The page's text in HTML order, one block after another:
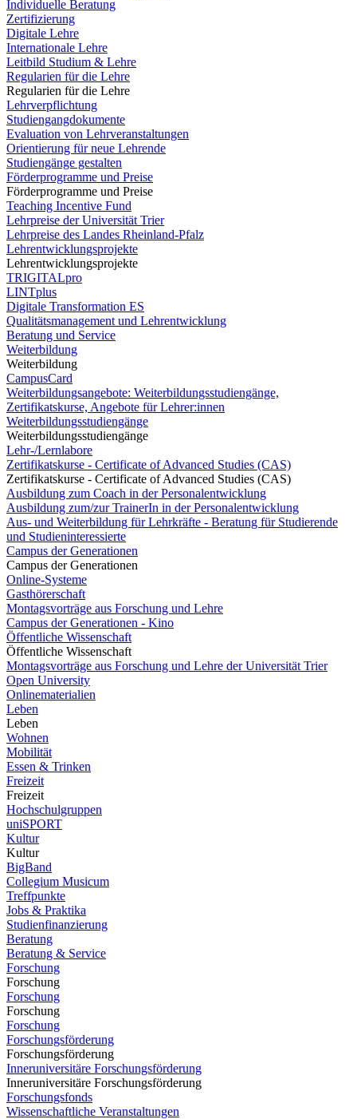
Individuelle Beratung
Zertifizierung
Digitale Lehre
Internationale Lehre
Leitbild Studium & Lehre
Regularien für die Lehre
Regularien für die Lehre
Lehrverpflichtung
Studiengangdokumente
Evaluation von Lehrveranstaltungen
Orientierung für neue Lehrende
Studiengänge gestalten
Förderprogramme und Preise
Förderprogramme und Preise
Teaching Incentive Fund
Lehrpreise der Universität Trier
Lehrpreise des Landes Rheinland-Pfalz
Lehrentwicklungsprojekte
Lehrentwicklungsprojekte
TRIGITALpro
LINTplus
Digitale Transformation ES
Qualitätsmanagement und Lehrentwicklung
Beratung und Service
Weiterbildung
Weiterbildung
CampusCard
Weiterbildungsangebote: Weiterbildungsstudiengänge,
Zertifikatskurse, Angebote für Lehrer:innen
Weiterbildungsstudiengänge
Weiterbildungsstudiengänge
Lehr-/Lernlabore
Zertifikatskurse - Certificate of Advanced Studies (CAS)
Zertifikatskurse - Certificate of Advanced Studies (CAS)
Ausbildung zum Coach in der Personalentwicklung
Ausbildung zum/zur TrainerIn in der Personalentwicklung
Aus- und Weiterbildung für Lehrkräfte - Beratung für Studierende
und Studieninteressierte
Campus der Generationen
Campus der Generationen
Online-Systeme
Gasthörerschaft
Montagsvorträge aus Forschung und Lehre
Campus der Generationen - Kino
Öffentliche Wissenschaft
Öffentliche Wissenschaft
Montagsvorträge aus Forschung und Lehre der Universität Trier
Open University
Onlinematerialien
Leben
Leben
Wohnen
Mobilität
Essen & Trinken
Freizeit
Freizeit
Hochschulgruppen
uniSPORT
Kultur
Kultur
BigBand
Collegium Musicum
Treffpunkte
Jobs & Praktika
Studienfinanzierung
Beratung
Beratung & Service
Forschung
Forschung
Forschung
Forschung
Forschung
Forschungsförderung
Forschungsförderung
Inneruniversitäre Forschungsförderung
Inneruniversitäre Forschungsförderung
Forschungsfonds
Wissenschaftliche Veranstaltungen